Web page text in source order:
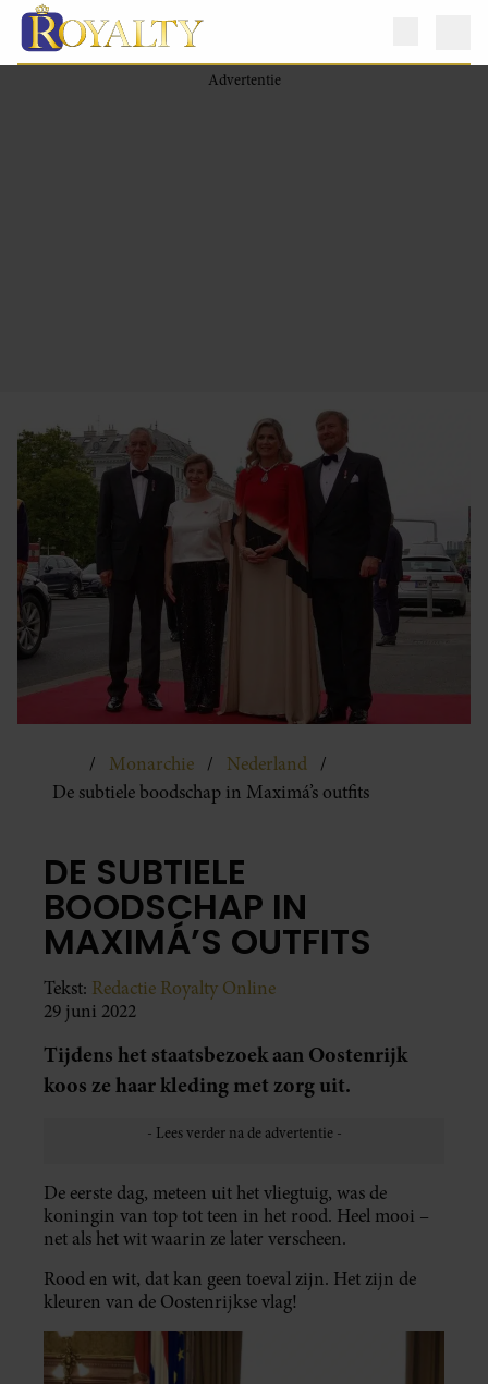
Monarchie
Nederland
De subtiele boodschap in Maximá’s outfits
DE SUBTIELE
BOODSCHAP IN
MAXIMÁ’S OUTFITS
Tekst: Redactie Royalty Online
29 juni 2022
Tijdens het staatsbezoek aan Oostenrijk
koos ze haar kleding met zorg uit.
De eerste dag, meteen uit het vliegtuig, was de
koningin van top tot teen in het rood. Heel mooi –
net als het wit waarin ze later verscheen.
Rood en wit, dat kan geen toeval zijn. Het zijn de
kleuren van de Oostenrijkse vlag!